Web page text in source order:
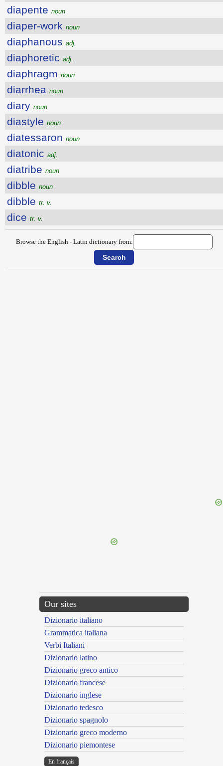
diapente noun
diaper-work noun
diaphanous adj.
diaphoretic adj.
diaphragm noun
diarrhea noun
diary noun
diastyle noun
diatessaron noun
diatonic adj.
diatribe noun
dibble noun
dibble tr. v.
dice tr. v.
Browse the English - Latin dictionary from:
Our sites
Dizionario italiano
Grammatica italiana
Verbi Italiani
Dizionario latino
Dizionario greco antico
Dizionario francese
Dizionario inglese
Dizionario tedesco
Dizionario spagnolo
Dizionario greco moderno
Dizionario piemontese
En français